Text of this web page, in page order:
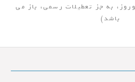
به جز تعطیلات رسمی، باز می
باشد)